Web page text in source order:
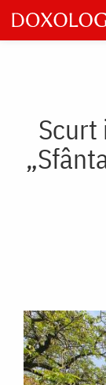
Skip
to
main
Scurt